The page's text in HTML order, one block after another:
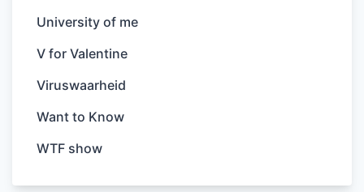
University of me
V for Valentine
Viruswaarheid
Want to Know
WTF show